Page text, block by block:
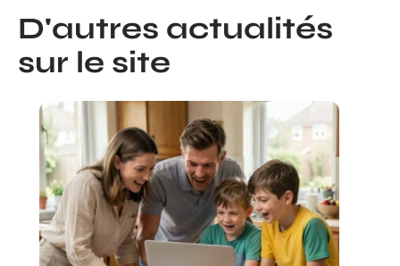
D'autres actualités
sur le site